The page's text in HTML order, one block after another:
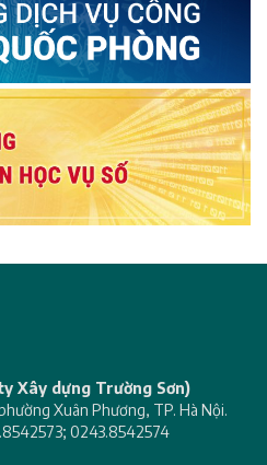
Xây dựng Trường Sơn)
Xuân Phương, TP. Hà Nội.
0243.8542574